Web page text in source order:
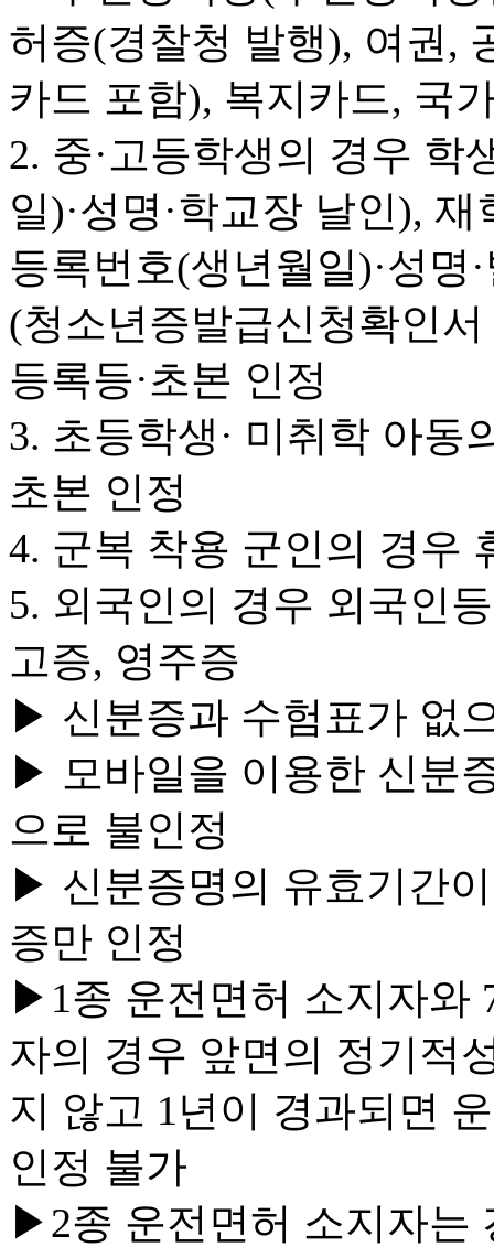
허증(경찰청 발행), 여권,
카드 포함), 복지카드, 국
2. 중·고등학생의 경우 학
일)·성명·학교장 날인),
등록번호(생년월일)·성명
(청소년증발급신청확인
등록등·초본 인정
3. 초등학생· 미취학 아동
초본 인정
4. 군복 착용 군인의 경우
5. 외국인의 경우 외국인
고증, 영주증
▶ 신분증과 수험표가 없
▶ 모바일을 이용한 신분
으로 불인정
▶ 신분증명의 유효기간
증만 인정
▶1종 운전면허 소지자와
자의 경우 앞면의 정기적
지 않고 1년이 경과되면
인정 불가
▶2종 운전면허 소지자는